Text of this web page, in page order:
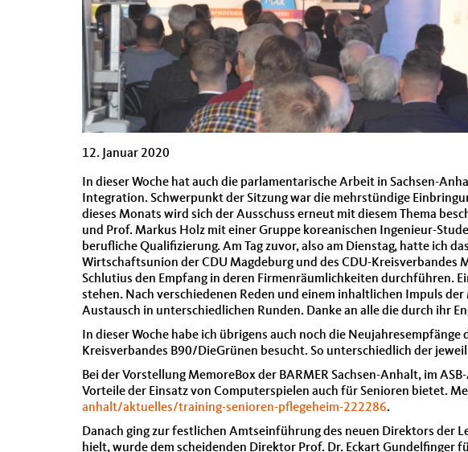
12. Januar 2020
In dieser Woche hat auch die parlamentarische Arbeit in Sachsen-
Integration. Schwerpunkt der Sitzung war die mehrstündige
dieses Monats wird sich der Ausschuss erneut mit diesem Thema
und Prof. Markus Holz mit einer Gruppe koreanischen Ingenieur-
berufliche Qualifizierung. Am Tag zuvor, also am Dienstag, hatte ich
Wirtschaftsunion der CDU Magdeburg und des CDU-
Schlutius den Empfang in deren Firmenräumlichkeiten durchführen.
stehen. Nach verschiedenen Reden und einem inhaltlichen Impuls
Austausch in unterschiedlichen Runden. Danke an alle die durch ihr
In dieser Woche habe ich übrigens auch noch die
Kreisverbandes B90/DieGrünen besucht. So unterschiedlich der
Bei der Vorstellung MemoreBox der BARMER Sachsen-Anhalt, im
Vorteile der Einsatz von Computerspielen auch für Senioren bietet.
anhalt/aktuelles/training-senioren-pflegeheim-222286.
Danach ging zur festlichen Amtseinführung des neuen Direktors
hielt, wurde dem scheidenden Direktor Prof. Dr. Eckart Gundelfinger